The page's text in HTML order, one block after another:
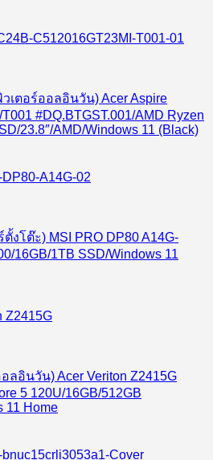
เตอร์ออลอินวัน) Acer Aspire
#DQ.BTGST.001/AMD Ryzen
23.8″/AMD/Windows 11 (Black)
งโต๊ะ) MSI PRO DP80 A14G-
16GB/1TB SSD/Windows 11
ลอินวัน) Acer Veriton Z2415G
5 120U/16GB/512GB
11 Home